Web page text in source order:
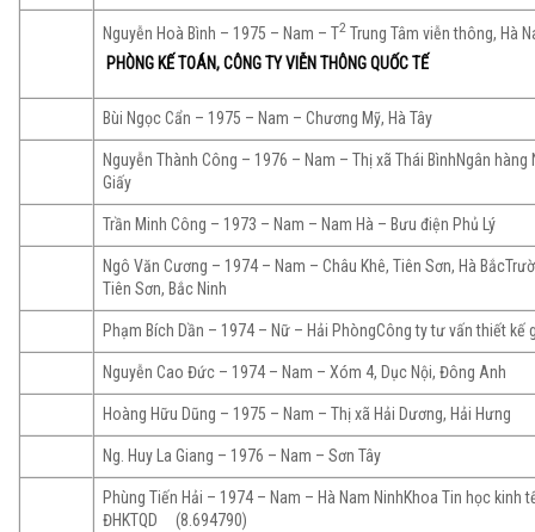
Nguyễn Hoà Bình – 1975 – Nam – T2 Trung Tâm viễn thông, Hà
PHÒNG KẾ TOÁN, CÔNG TY VIỄN THÔNG QUỐC TẾ
Bùi Ngọc Cẩn – 1975 – Nam – Chương Mỹ, Hà Tây
Nguyễn Thành Công – 1976 – Nam – Thị xã Thái BìnhNgân hàng
Giấy
Trần Minh Công – 1973 – Nam – Nam Hà – Bưu điện Phủ Lý
Ngô Văn Cương – 1974 – Nam – Châu Khê, Tiên Sơn, Hà
Tiên Sơn, Bắc Ninh
Phạm Bích Dần – 1974 – Nữ – Hải PhòngCông ty tư vấn thiết kế
Nguyễn Cao Đức – 1974 – Nam – Xóm 4, Dục Nội, Đông Anh
Hoàng Hữu Dũng – 1975 – Nam – Thị xã Hải Dương, Hải Hưng
Ng. Huy La Giang – 1976 – Nam – Sơn Tây
Phùng Tiến Hải – 1974 – Nam – Hà Nam NinhKhoa Tin học kinh
ĐHKTQD (8.694790)